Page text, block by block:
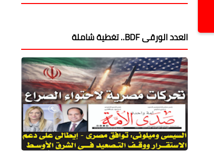
العدد الورقى BDF.. تغطية شاملة